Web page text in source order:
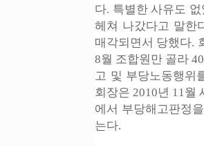
다. 특별한 사유도
헤쳐 나갔다고 말한
매각되면서 당했다.
8월 조합원만 골라
고 및 부당노동행위
회장은 2010년 11월
에서 부당해고판정
는다.